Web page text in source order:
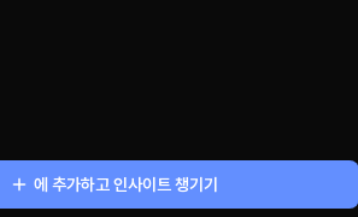
에 추가하고 인사이트 챙기기